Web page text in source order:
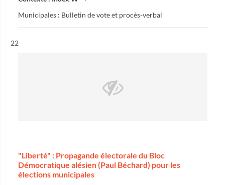
Municipales : Bulletin de vote et procès-verbal
Résultat n°
22
"Liberté" : Propagande électorale du Bloc
Démocratique alésien (Paul Béchard) pour les
élections municipales